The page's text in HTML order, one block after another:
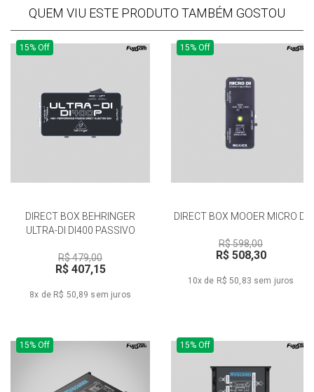
QUEM VIU ESTE PRODUTO TAMBÉM GOSTOU
15% Off
DIRECT BOX BEHRINGER
ULTRA-DI DI400 PASSIVO
R$ 479,00
R$ 407,15
8x de R$ 50,89 sem juros
15% Off
DIRECT BOX MOOER MICRO DI
R$ 598,00
R$ 508,30
10x de R$ 50,83 sem juros
15% Off 15% Off